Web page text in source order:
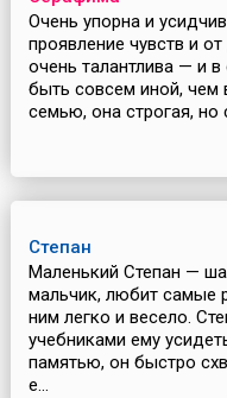
Очень упорна и
проявление чувств и
очень талантлива — и
быть совсем иной,
семью, она строгая, но
Степан
Маленький Степан —
мальчик, любит самые
ним легко и весело.
учебниками ему
памятью, он быстро
е...